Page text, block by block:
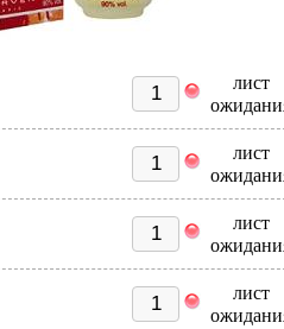
лист
лист
лист
лист